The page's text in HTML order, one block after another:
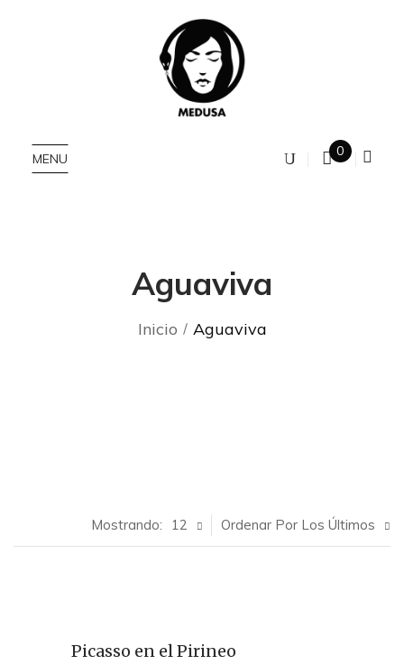
MENU 0
Aguaviva
Inicio Aguaviva
Ordenar Por Los Últimos
Mostrando: 12
Picasso en el Pirineo